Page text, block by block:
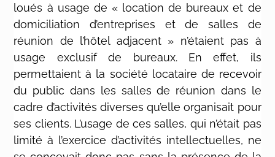
loués à usage de « location de bureaux et de
domiciliation d’entreprises et de salles de
réunion de l’hôtel adjacent » n’étaient pas à
usage exclusif de bureaux. En effet, ils
permettaient à la société locataire de recevoir
du public dans les salles de réunion dans le
cadre d’activités diverses qu’elle organisait pour
ses clients. L’usage de ces salles, qui n’était pas
limité à l’exercice d’activités intellectuelles, ne